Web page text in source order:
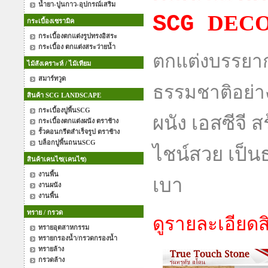
น้ำยา-ปูนกาว-อุปกรณ์เสริม
กระเบื้องเซรามิค
กระเบื้องตกแต่งรูปทรงอิสระ
กระเบื้อง ตกแต่งสระว่ายน้ำ
ไม้สังเคราะห์ / ไม้เทียม
สมาร์ทวูด
สินค้า SCG LANDSCAPE
กระเบื้องปูพื้นSCG
กระเบื้องตกแต่งผนัง ตราช้าง
รั้วคอนกรีตสำเร็จรูป ตราช้าง
บล็อกปูพื้นถนนSCG
สินค้าเคนไซ(เคนไซ)
งานพื้น
งานผนัง
งานพื้น
ทราย / กรวด
ทรายอุตสาหกรรม
ทรายกรองน้ำ/กรวดกรองน้ำ
ทรายล้าง
กรวดล้าง
SCG
ตกแต่งบรรย
ธรรมชาติอย่
ผนัง เอสซีจี
ไชน์สวย เป็
เบา
ดูรายละเอีย